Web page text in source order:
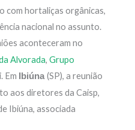
com hortaliças orgânicas,
nacional no assunto.
aconteceram no
Alvorada,Grupo
Em Ibiúna(SP), a reunião
aos diretores da Caisp,
Ibiúna, associada